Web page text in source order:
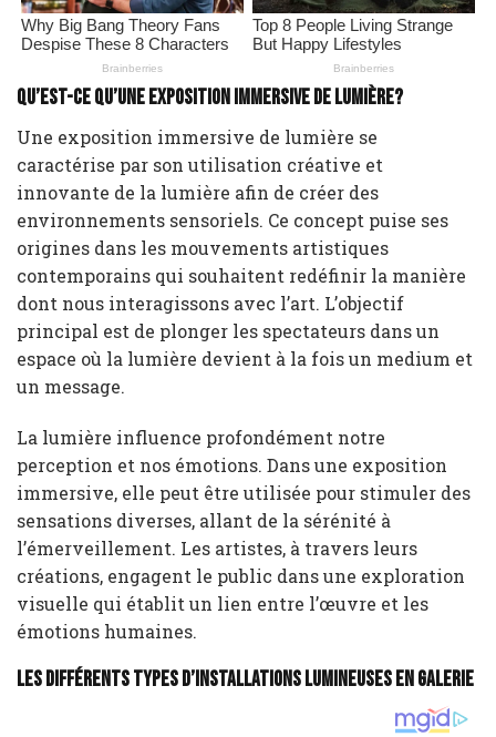
Qu’est-ce qu’une exposition immersive de lumière?
Une exposition immersive de lumière se
caractérise par son utilisation créative et
innovante de la lumière afin de créer des
environnements sensoriels. Ce concept puise ses
origines dans les mouvements artistiques
contemporains qui souhaitent redéfinir la manière
dont nous interagissons avec l’art. L’objectif
principal est de plonger les spectateurs dans un
espace où la lumière devient à la fois un medium et
un message.
La lumière influence profondément notre
perception et nos émotions. Dans une exposition
immersive, elle peut être utilisée pour stimuler des
sensations diverses, allant de la sérénité à
l’émerveillement. Les artistes, à travers leurs
créations, engagent le public dans une exploration
visuelle qui établit un lien entre l’œuvre et les
émotions humaines.
Les différents types d’installations lumineuses en galerie